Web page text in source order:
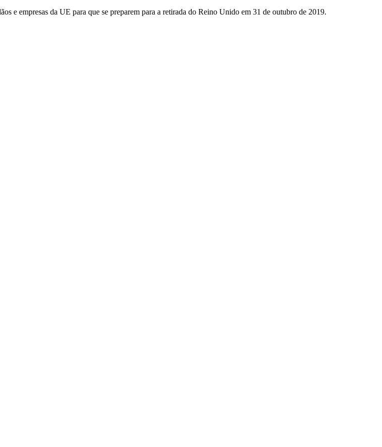
e empresas da UE para que se preparem para a retirada do Reino Unido em 31 de outubro de 2019.